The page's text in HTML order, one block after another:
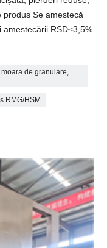
Se amestecă
RSD≤3,5%
de granulare,
RMG/HSM